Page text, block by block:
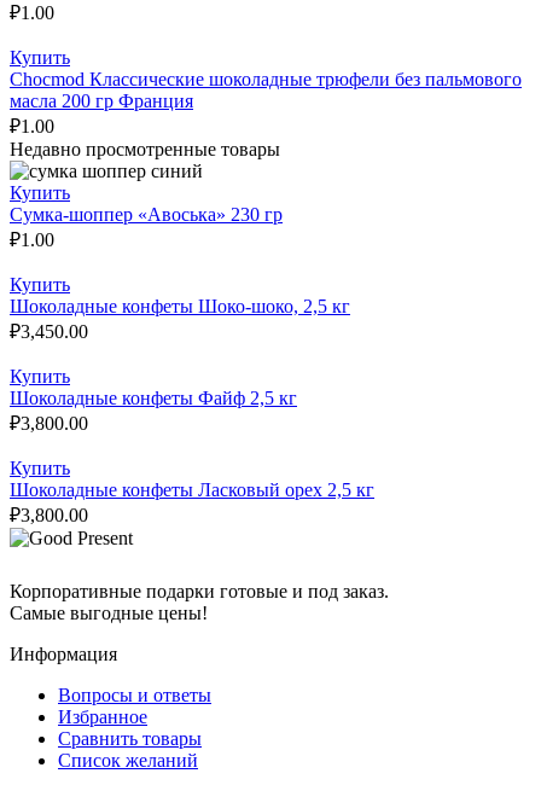
₽1.00
Купить
Chocmod Классические шоколадные трюфели без пальмового
масла 200 гр Франция
₽1.00
Недавно просмотренные товары
Купить
Сумка-шоппер «Авоська» 230 гр
₽1.00
Купить
Шоколадные конфеты Шоко-шоко, 2,5 кг
₽3,450.00
Купить
Шоколадные конфеты Файф 2,5 кг
₽3,800.00
Купить
Шоколадные конфеты Ласковый орех 2,5 кг
₽3,800.00
Корпоративные подарки готовые и под заказ.
Самые выгодные цены!
Информация
Вопросы и ответы
Избранное
Сравнить товары
Список желаний